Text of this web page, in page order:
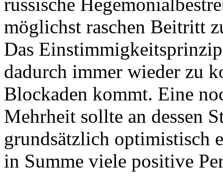
russische
möglichst raschen Beitritt
Das
dadurch immer wieder zu
Blockaden kommt. Eine
Mehrheit sollte an dessen
grundsätzlich optimistisch
in Summe viele positive